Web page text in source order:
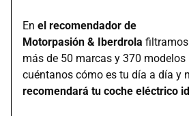
En el recomendador de
Motorpasión & Iberdrola filtramos
más de 50 marcas y 370 modelos
cuéntanos cómo es tu día a día y
recomendará tu coche eléctrico